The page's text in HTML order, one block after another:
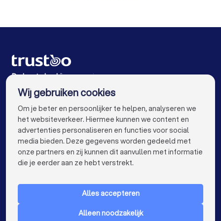
Rijscholen in Tilburg
Rijscholen in Almere
Rijscholen in Breda
Rijscholen in Nijmegen
Rijscholen in Haarlem
Rijscholen in Arnhem
Rijscholen in Amersfoort
Rijscholen in Apeldoorn
Rijscholen in Den Bosch
Rijscholen in Maastricht
Rijscholen in Zoetermeer
De beste bedrijven voor jou
VOOR PARTICULIEREN keyboard_arrow_down
Wij gebruiken cookies
Om je beter en persoonlijker te helpen, analyseren we
het websiteverkeer. Hiermee kunnen we content en
advertenties personaliseren en functies voor social
media bieden. Deze gegevens worden gedeeld met
onze partners en zij kunnen dit aanvullen met informatie
die je eerder aan ze hebt verstrekt.
Alles accepteren
Alleen noodzakelijk